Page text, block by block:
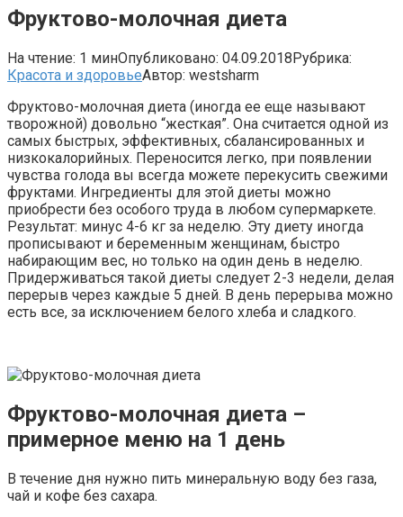
Фруктово-молочная диета
На чтение: 1 минОпубликовано: 04.09.2018Рубрика:
Красота и здоровьеАвтор: westsharm
Фруктово-молочная диета (иногда ее еще называют
творожной) довольно “жесткая”. Она считается одной из
самых быстрых, эффективных, сбалансированных и
низкокалорийных. Переносится легко, при появлении
чувства голода вы всегда можете перекусить свежими
фруктами. Ингредиенты для этой диеты можно
приобрести без особого труда в любом супермаркете.
Результат: минус 4-6 кг за неделю. Эту диету иногда
прописывают и беременным женщинам, быстро
набирающим вес, но только на один день в неделю.
Придерживаться такой диеты следует 2-3 недели, делая
перерыв через каждые 5 дней. В день перерыва можно
есть все, за исключением белого хлеба и сладкого.
Фруктово-молочная диета –
примерное меню на 1 день
В течение дня нужно пить минеральную воду без газа,
чай и кофе без сахара.